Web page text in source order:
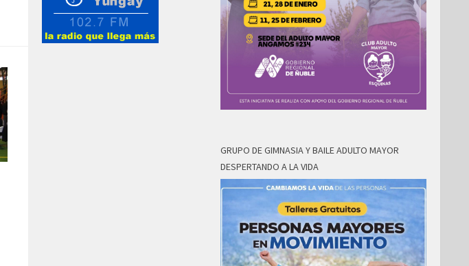
GRUPO DE GIMNASIA Y BAILE ADULTO MAYOR
DESPERTANDO A LA VIDA